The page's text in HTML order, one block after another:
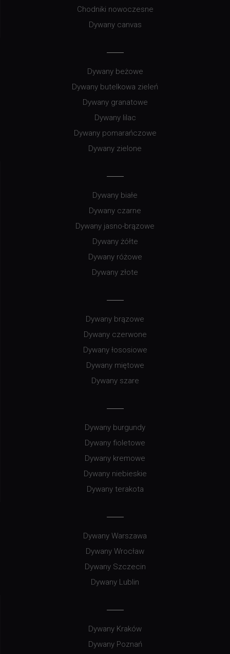
Chodniki nowoczesne
Dywany canvas
Dywany beżowe
Dywany butelkowa zieleń
Dywany granatowe
Dywany lilac
Dywany pomarańczowe
Dywany zielone
Dywany białe
Dywany czarne
Dywany jasno-brązowe
Dywany żółte
Dywany różowe
Dywany złote
Dywany brązowe
Dywany czerwone
Dywany łososiowe
Dywany miętowe
Dywany szare
Dywany burgundy
Dywany fioletowe
Dywany kremowe
Dywany niebieskie
Dywany terakota
Dywany Warszawa
Dywany Wrocław
Dywany Szczecin
Dywany Lublin
Dywany Kraków
Dywany Poznań